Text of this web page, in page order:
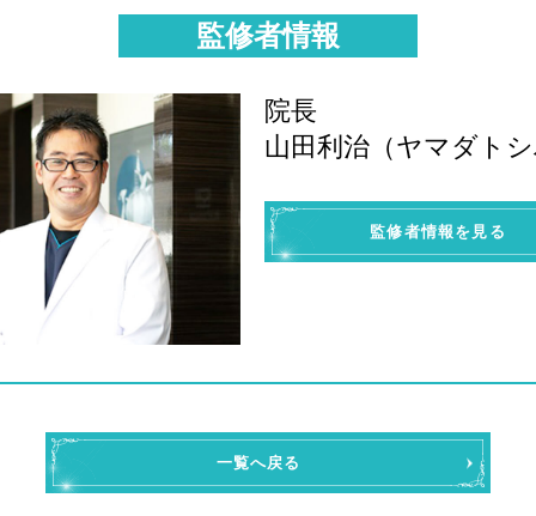
監修者情報
院長
山田利治（ヤマダト
監修者情報を見る
一覧へ戻る